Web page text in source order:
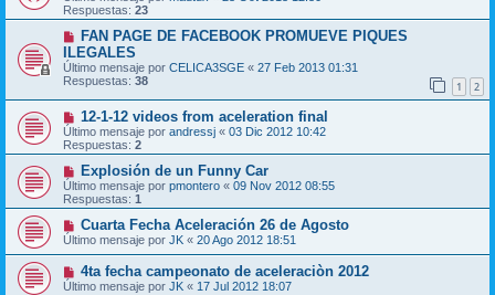
Respuestas: 23
FAN PAGE DE FACEBOOK PROMUEVE PIQUES
ILEGALES
Último mensaje por CELICA3SGE « 27 Feb 2013 01:31
Respuestas: 38 1 2
12-1-12 videos from aceleration final
Último mensaje por andressj « 03 Dic 2012 10:42
Respuestas: 2
Explosión de un Funny Car
Último mensaje por pmontero « 09 Nov 2012 08:55
Respuestas: 1
Cuarta Fecha Aceleración 26 de Agosto
Último mensaje por JK « 20 Ago 2012 18:51
4ta fecha campeonato de aceleraciòn 2012
Último mensaje por JK « 17 Jul 2012 18:07